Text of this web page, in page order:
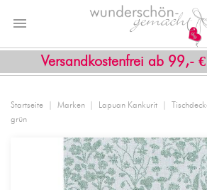
Versandkostenfrei ab 99,-

Startseite Marken Lapuan Kankurit
grün